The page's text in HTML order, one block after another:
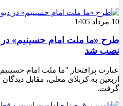
10 مرداد 1405
طرح «ما ملت امام حسینیم» در
نصب شد
عبارت پرافتخار "ما ملت امام
اربعین به کربلای معلی، مقابل
گرفت.